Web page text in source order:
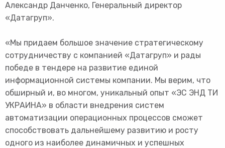
Александр Данченко, Генеральный директор
«Датагруп».
«Мы придаем большое значение стратегическому
сотрудничеству с компанией «Датагруп» и рады
победе в тендере на развитие единой
информационной системы компании. Мы верим, что
обширный и, во многом, уникальный опыт «ЭС ЭНД ТИ
УКРАИНА» в области внедрения систем
автоматизации операционных процессов сможет
способствовать дальнейшему развитию и росту
одного из наиболее динамичных и успешных